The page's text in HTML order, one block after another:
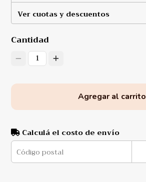
Ver cuotas y descuentos
Cantidad
1
Agregar al carrito
Calculá el costo de envío